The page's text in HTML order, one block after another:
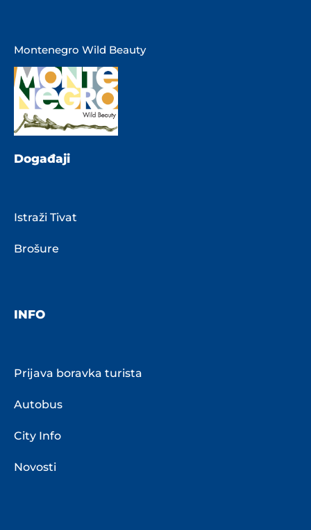
Montenegro Wild Beauty
Događaji
Istraži Tivat
Brošure
INFO
Prijava boravka turista
Autobus
City Info
Novosti